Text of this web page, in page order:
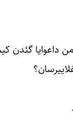
داعوایا گئدن